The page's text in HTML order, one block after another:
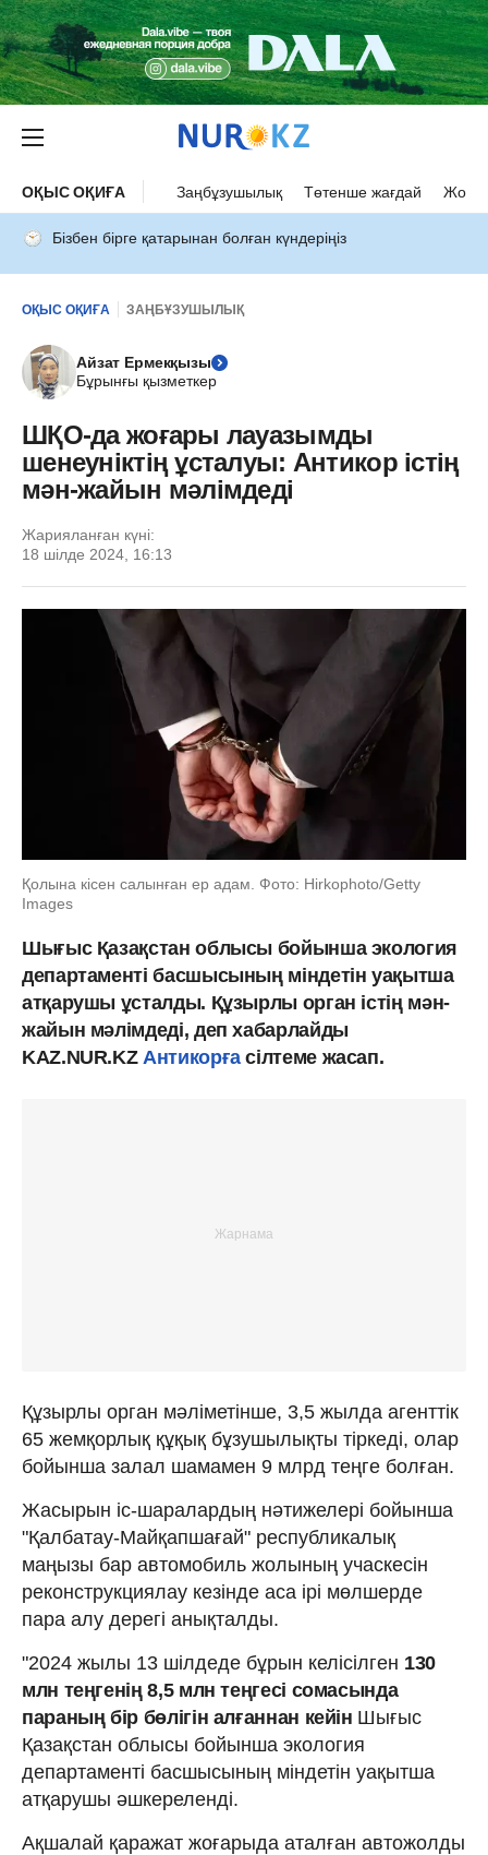
ОҚЫС ОҚИҒА Заңбұзушылық Төтенше жағдай Жол
Бізбен бірге қатарынан болған күндеріңіз
ОҚЫС ОҚИҒА ЗАҢБҰЗУШЫЛЫҚ
Айзат Ермекқызы
Бұрынғы қызметкер
ШҚО-да жоғары лауазымды
шенеуніктің ұсталуы: Антикор істің
мән-жайын мәлімдеді
Жарияланған күні:
18 шілде 2024, 16:13
Қолына кісен салынған ер адам. Фото: Hirkophoto/Getty
Images
Шығыс Қазақстан облысы бойынша экология
департаменті басшысының міндетін уақытша
атқарушы ұсталды. Құзырлы орган істің мән-
жайын мәлімдеді, деп хабарлайды
KAZ.NUR.KZ Антикорғасілтеме жасап.
Құзырлы орган мәліметінше, 3,5 жылда агенттік
65 жемқорлық құқық бұзушылықты тіркеді, олар
бойынша залал шамамен 9 млрд теңге болған.
Жасырын іс-шаралардың нәтижелері бойынша
"Қалбатау-Майқапшағай" республикалық
маңызы бар автомобиль жолының учаскесін
реконструкциялау кезінде аса ірі мөлшерде
пара алу дерегі анықталды.
"2024 жылы 13 шілдеде бұрын келісілген 130
млн теңгенің 8,5 млн теңгесі сомасында
параның бір бөлігін алғаннан кейін Шығыс
Қазақстан облысы бойынша экология
департаменті басшысының міндетін уақытша
атқарушы әшкереленді.
Ақшалай қаражат жоғарыда аталған автожолды